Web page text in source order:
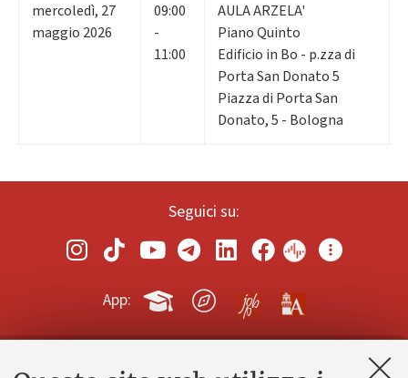
mercoledì, 27
maggio 2026
09:00
-
11:00
AULA ARZELA'
Piano Quinto
Edificio in Bo - p.zza di
Porta San Donato 5
Piazza di Porta San
Donato, 5 - Bologna
Seguici su:
App: